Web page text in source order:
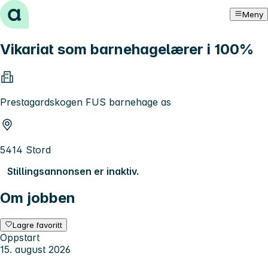
Hopp til innhold Meny
Vikariat som barnehagelærer i 100%
Prestagardskogen FUS barnehage as
5414 Stord
Stillingsannonsen er inaktiv.
Om jobben
Lagre favoritt
Oppstart
15. august 2026